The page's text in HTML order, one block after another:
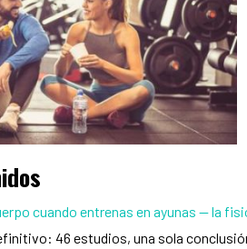
cuando entrenas en ayunas — la
46 estudios, una sola